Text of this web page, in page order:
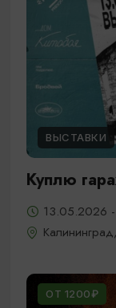
ВЫСТАВКИ
Куплю
13.05.2026
ОТ 1200₽